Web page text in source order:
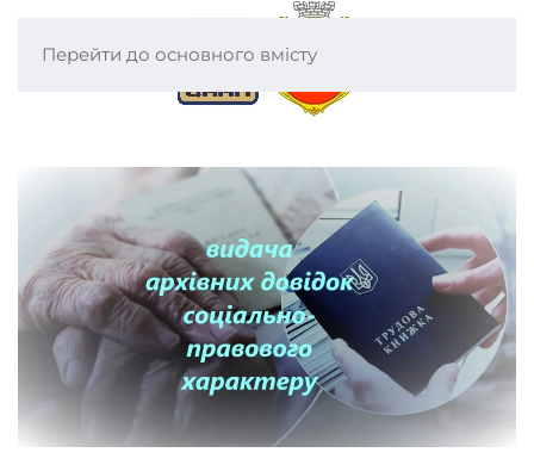
Перейти до основного вмісту